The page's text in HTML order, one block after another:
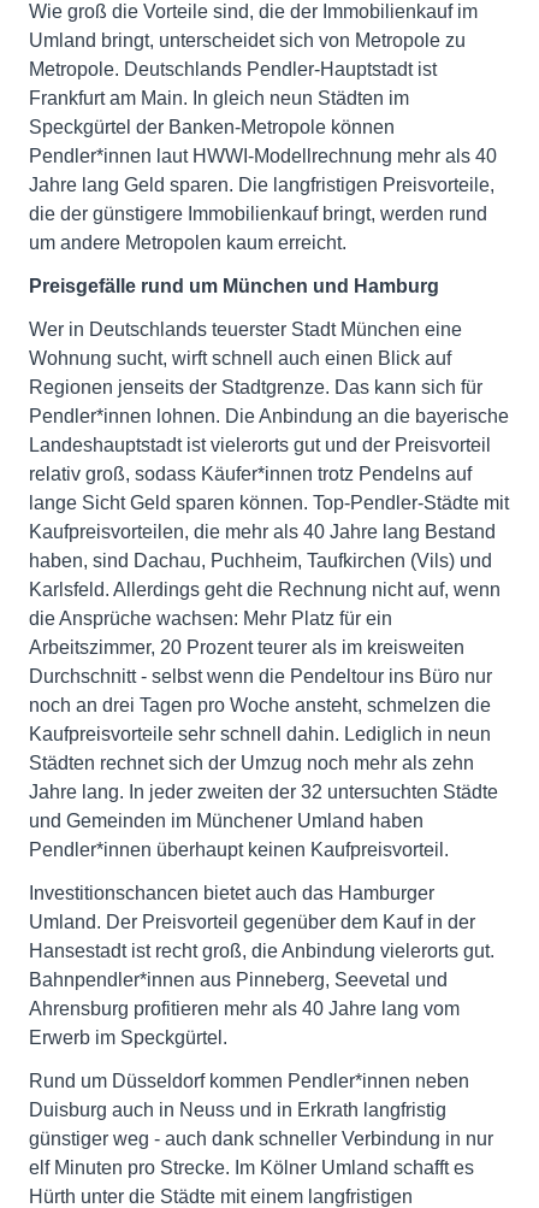
Wie groß die Vorteile sind, die der Immobilienkauf im
Umland bringt, unterscheidet sich von Metropole zu
Metropole. Deutschlands Pendler-Hauptstadt ist
Frankfurt am Main. In gleich neun Städten im
Speckgürtel der Banken-Metropole können
Pendler*innen laut HWWI-Modellrechnung mehr als 40
Jahre lang Geld sparen. Die langfristigen Preisvorteile,
die der günstigere Immobilienkauf bringt, werden rund
um andere Metropolen kaum erreicht.
Preisgefälle rund um München und Hamburg
Wer in Deutschlands teuerster Stadt München eine
Wohnung sucht, wirft schnell auch einen Blick auf
Regionen jenseits der Stadtgrenze. Das kann sich für
Pendler*innen lohnen. Die Anbindung an die bayerische
Landeshauptstadt ist vielerorts gut und der Preisvorteil
relativ groß, sodass Käufer*innen trotz Pendelns auf
lange Sicht Geld sparen können. Top-Pendler-Städte mit
Kaufpreisvorteilen, die mehr als 40 Jahre lang Bestand
haben, sind Dachau, Puchheim, Taufkirchen (Vils) und
Karlsfeld. Allerdings geht die Rechnung nicht auf, wenn
die Ansprüche wachsen: Mehr Platz für ein
Arbeitszimmer, 20 Prozent teurer als im kreisweiten
Durchschnitt - selbst wenn die Pendeltour ins Büro nur
noch an drei Tagen pro Woche ansteht, schmelzen die
Kaufpreisvorteile sehr schnell dahin. Lediglich in neun
Städten rechnet sich der Umzug noch mehr als zehn
Jahre lang. In jeder zweiten der 32 untersuchten Städte
und Gemeinden im Münchener Umland haben
Pendler*innen überhaupt keinen Kaufpreisvorteil.
Investitionschancen bietet auch das Hamburger
Umland. Der Preisvorteil gegenüber dem Kauf in der
Hansestadt ist recht groß, die Anbindung vielerorts gut.
Bahnpendler*innen aus Pinneberg, Seevetal und
Ahrensburg profitieren mehr als 40 Jahre lang vom
Erwerb im Speckgürtel.
Rund um Düsseldorf kommen Pendler*innen neben
Duisburg auch in Neuss und in Erkrath langfristig
günstiger weg - auch dank schneller Verbindung in nur
elf Minuten pro Strecke. Im Kölner Umland schafft es
Hürth unter die Städte mit einem langfristigen